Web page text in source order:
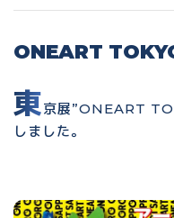
ONEART
東京展”ONEART
しました。